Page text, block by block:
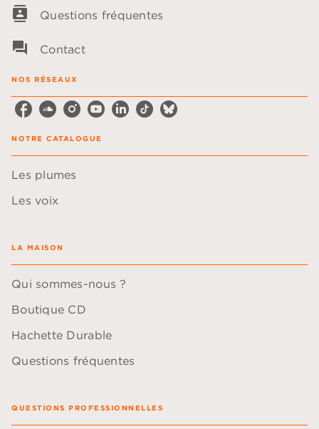
contacts Questions fréquentes
question_answer Contact
NOS RÉSEAUX
NOTRE CATALOGUE
Les plumes
Les voix
LA MAISON
Qui sommes-nous ?
Boutique CD
Hachette Durable
Questions fréquentes
QUESTIONS PROFESSIONNELLES